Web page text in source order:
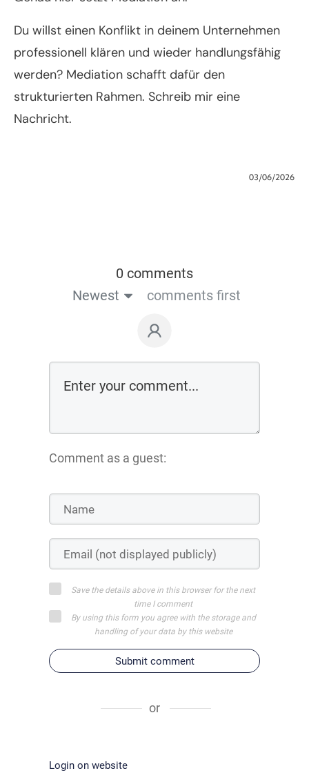
Du willst einen Konflikt in deinem Unternehmen
professionell klären und wieder handlungsfähig
werden? Mediation schafft dafür den
strukturierten Rahmen. Schreib mir eine
Nachricht.
03/06/2026
0 comments
Newest
comments first
Comment as a guest:
Save the details above in this browser for the next
time I comment
By using this form you agree with the storage and
handling of your data by this website
Submit comment
or
Login on website